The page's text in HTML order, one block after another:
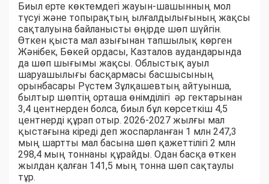
Биыл ерте көктемдегі жауын-шашынның мол
түсуі және топырақтың ылғалдылығының жақсы
сақталуына байланысты өңірде шөп шүйгін.
Өткен қыста мал азығынан тапшылық көрген
Жәнібек, Бөкей ордасы, Казталов аудандарында
да шөп шығымы жақсы. Облыстық ауыл
шаруашылығы басқармасы басшысының
орынбасары Рүстем Зұлқашевтың айтуынша,
былтыр шөптің орташа өнімділігі әр гектарынан
3,4 центнерден болса, биыл бұл көрсеткіш 4,5
центнерді құрап отыр. 2026-2027 жылғы мал
қыстағына кіреді деп жоспарланған 1 млн 247,3
мың шартты мал басына шөп қажеттілігі 2 млн
298,4 мың тоннаны құрайды. Одан басқа өткен
жылдан қалған 141,5 мың тонна шөп сақтаулы
тұр.